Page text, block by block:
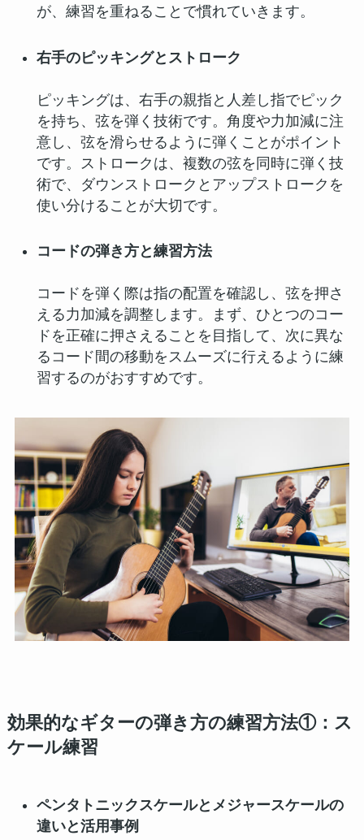
が、練習を重ねることで慣れていきます。
右手のピッキングとストローク
ピッキングは、右手の親指と人差し指でピック
を持ち、弦を弾く技術です。角度や力加減に注
意し、弦を滑らせるように弾くことがポイント
です。ストロークは、複数の弦を同時に弾く技
術で、ダウンストロークとアップストロークを
使い分けることが大切です。
コードの弾き方と練習方法
コードを弾く際は指の配置を確認し、弦を押さ
える力加減を調整します。まず、ひとつのコー
ドを正確に押さえることを目指して、次に異な
るコード間の移動をスムーズに行えるように練
習するのがおすすめです。
効果的なギターの弾き方の練習方法①：ス
ケール練習
ペンタトニックスケールとメジャースケールの
違いと活用事例